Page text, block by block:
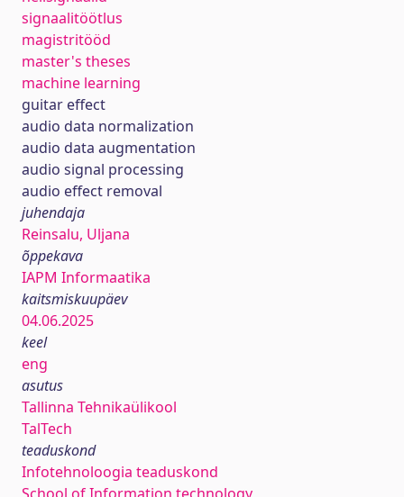
signaalitöötlus
magistritööd
master's theses
machine learning
guitar effect
audio data normalization
audio data augmentation
audio signal processing
audio effect removal
juhendaja
Reinsalu, Uljana
õppekava
IAPM Informaatika
kaitsmiskuupäev
04.06.2025
keel
eng
asutus
Tallinna Tehnikaülikool
TalTech
teaduskond
Infotehnoloogia teaduskond